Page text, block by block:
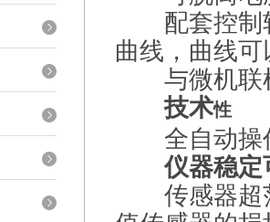
配套控制软
曲线，曲线
与微机联机
技术性
全自动操作
仪器稳定
传感器超范